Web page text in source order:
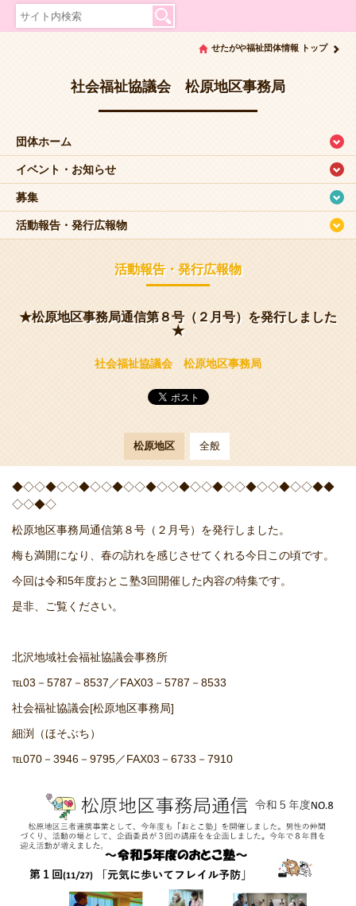
せたがや福祉団体情報 トップ
社会福祉協議会 松原地区事務局
団体ホーム
イベント・お知らせ
募集
活動報告・発行広報物
活動報告・発行広報物
★松原地区事務局通信第８号（２月号）を発行しました
★
社会福祉協議会 松原地区事務局
松原地区 全般
◆◇◇◆◇◇◆◇◇◆◇◇◆◇◇◆◇◇◆◇◇◆◇◇◆◇◇◆◆
◇◇◆◇
松原地区事務局通信第８号（２月号）を発行しました。
梅も満開になり、春の訪れを感じさせてくれる今日この頃です。
今回は令和5年度おとこ塾3回開催した内容の特集です。
是非、ご覧ください。
北沢地域社会福祉協議会事務所
℡03－5787－8537／FAX03－5787－8533
社会福祉協議会[松原地区事務局]
細渕（ほそぶち）
℡070－3946－9795／FAX03－6733－7910